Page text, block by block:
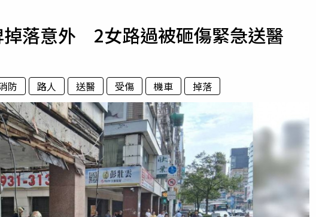
運勢
梅酒
掉落意外 2女路過被砸傷緊急送醫
防 路人 送醫 受傷 機車 掉落